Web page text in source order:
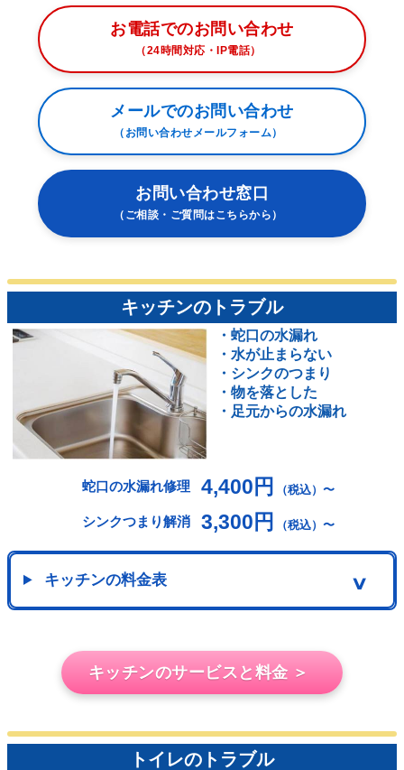
お電話でのお問い合わせ
（24時間対応・IP電話）
メールでのお問い合わせ
（お問い合わせメールフォーム）
お問い合わせ窓口
（ご相談・ご質問はこちらから）
キッチンのトラブル
・蛇口の水漏れ
・水が止まらない
・シンクのつまり
・物を落とした
・足元からの水漏れ
蛇口の水漏れ修理 4,400円 （税込）〜
シンクつまり解消 3,300円 （税込）〜
キッチンの料金表 ∨
キッチンのサービスと料金 ＞
トイレのトラブル